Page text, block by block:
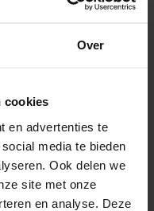
Over
cookies
en advertenties te
media te bieden
Ook delen we
site met onze
en analyse. Deze